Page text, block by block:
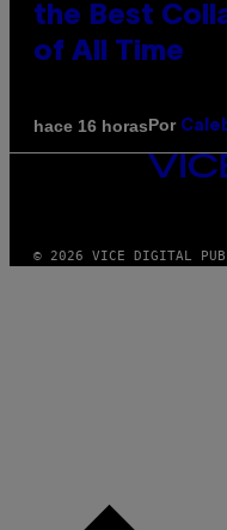
the Best
of All Time
hace 16 horasPor
VICE
© 2026 VICE DIGITAL